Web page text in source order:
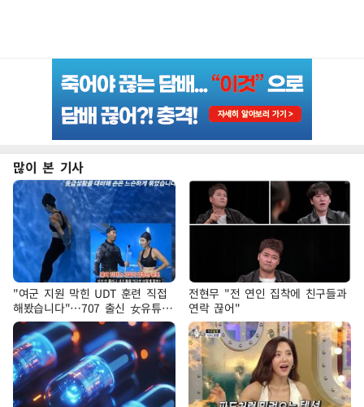
많이 본 기사
"여군 지원 막힌 UDT 훈련 직접
해봤습니다"…707 출신 女유튜버
'완벽 소화'
전현무 "전 연인 집착에 친구들과
연락 끊어"